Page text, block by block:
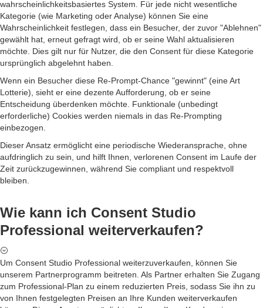
wahrscheinlichkeitsbasiertes System. Für jede nicht wesentliche
Kategorie (wie Marketing oder Analyse) können Sie eine
Wahrscheinlichkeit festlegen, dass ein Besucher, der zuvor "Ablehnen"
gewählt hat, erneut gefragt wird, ob er seine Wahl aktualisieren
möchte. Dies gilt nur für Nutzer, die den Consent für diese Kategorie
ursprünglich abgelehnt haben.
Wenn ein Besucher diese Re-Prompt-Chance "gewinnt" (eine Art
Lotterie), sieht er eine dezente Aufforderung, ob er seine
Entscheidung überdenken möchte. Funktionale (unbedingt
erforderliche) Cookies werden niemals in das Re-Prompting
einbezogen.
Dieser Ansatz ermöglicht eine periodische Wiederansprache, ohne
aufdringlich zu sein, und hilft Ihnen, verlorenen Consent im Laufe der
Zeit zurückzugewinnen, während Sie compliant und respektvoll
bleiben.
Wie kann ich Consent Studio
Professional weiterverkaufen?
Um Consent Studio Professional weiterzuverkaufen, können Sie
unserem Partnerprogramm beitreten. Als Partner erhalten Sie Zugang
zum Professional-Plan zu einem reduzierten Preis, sodass Sie ihn zu
von Ihnen festgelegten Preisen an Ihre Kunden weiterverkaufen